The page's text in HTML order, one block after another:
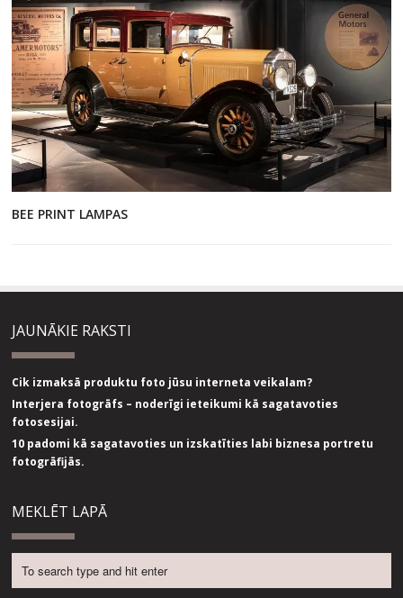
BEE PRINT LAMPAS
JAUNĀKIE RAKSTI
Cik izmaksā produktu foto jūsu interneta veikalam?
Interjera fotogrāfs – noderīgi ieteikumi kā sagatavoties
fotosesijai.
10 padomi kā sagatavoties un izskatīties labi biznesa portretu
fotogrāfijās.
MEKLĒT LAPĀ